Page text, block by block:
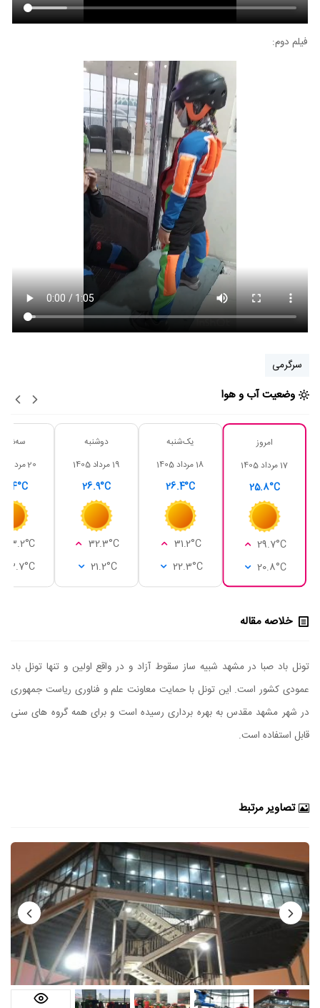
فیلم دوم:
سرگرمی
وضعیت آب و هوا
امروز
17 مرداد 1405
25.8°C
29.7°C
20.8°C
یک‌شنبه
18 مرداد 1405
26.4°C
31.2°C
22.3°C
دوشنبه
19 مرداد 1405
26.9°C
32.3°C
21.2°C
20 مرداد 1405
33.2°C
23.7°C
خلاصه مقاله
تونل باد صبا در مشهد شبیه ساز سقوط آزاد و در واقع اولین و تنها تونل باد
عمودی کشور است. این تونل با حمایت معاونت علم و فناوری ریاست جمهوری
در شهر مشهد مقدس به بهره برداری رسیده است و برای همه گروه های سنی
قابل استفاده است.
تصاویر مرتبط